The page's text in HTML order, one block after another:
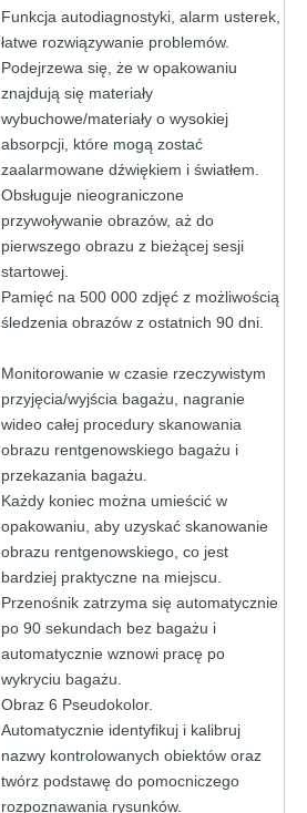
Funkcja autodiagnostyki, alarm usterek,
łatwe rozwiązywanie problemów.
Podejrzewa się, że w opakowaniu
znajdują się materiały
wybuchowe/materiały o wysokiej
absorpcji, które mogą zostać
zaalarmowane dźwiękiem i światłem.
Obsługuje nieograniczone
przywoływanie obrazów, aż do
pierwszego obrazu z bieżącej sesji
startowej.
Pamięć na 500 000 zdjęć z możliwością
śledzenia obrazów z ostatnich 90 dni.
Monitorowanie w czasie rzeczywistym
przyjęcia/wyjścia bagażu, nagranie
wideo całej procedury skanowania
obrazu rentgenowskiego bagażu i
przekazania bagażu.
Każdy koniec można umieścić w
opakowaniu, aby uzyskać skanowanie
obrazu rentgenowskiego, co jest
bardziej praktyczne na miejscu.
Przenośnik zatrzyma się automatycznie
po 90 sekundach bez bagażu i
automatycznie wznowi pracę po
wykryciu bagażu.
Obraz 6 Pseudokolor.
Automatycznie identyfikuj i kalibruj
nazwy kontrolowanych obiektów oraz
twórz podstawę do pomocniczego
rozpoznawania rysunków.